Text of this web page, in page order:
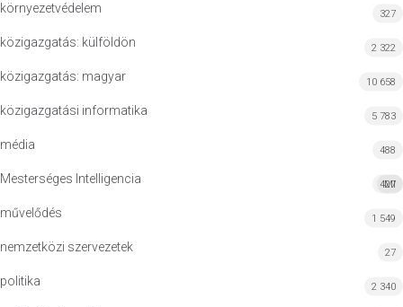
környezetvédelem 327
közigazgatás: külföldön 2 322
közigazgatás: magyar 10 658
közigazgatási informatika 5 783
média 488
Mesterséges Intelligencia MI
427
művelődés 1 549
nemzetközi szervezetek 27
politika 2 340